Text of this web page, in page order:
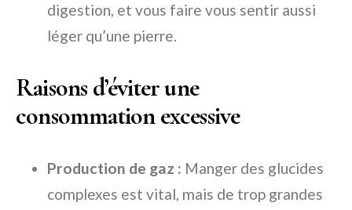
digestion, et vous faire vous sentir aussi
léger qu’une pierre.
Raisons d’éviter une
consommation excessive
Production de gaz : Manger des glucides
complexes est vital, mais de trop grandes